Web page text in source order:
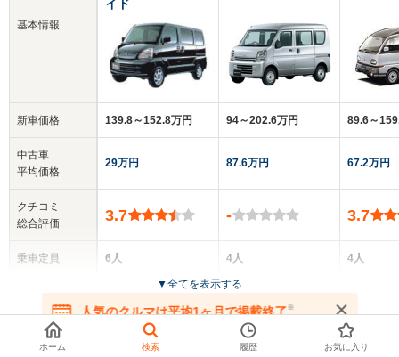
基本情報
新車価格
中古車
平均価格
クチコミ
総合評価
乗車定員
ドア数
イド
139.8～152.8万円
29万円
3.7
6人
5ドア
全高
1.81m
94～202.6万円
87.6万円
-
4人
5ドア
89.6～
67.2万円
3.7
4人
5ドア
▼全てを表示する
お探しの条件で360°画像付きのクルマ
人気のクルマは平均1ヶ月で掲載終了※
在庫が無くなる前にお問い合わせください
ホーム 検索 履歴 お気に入り